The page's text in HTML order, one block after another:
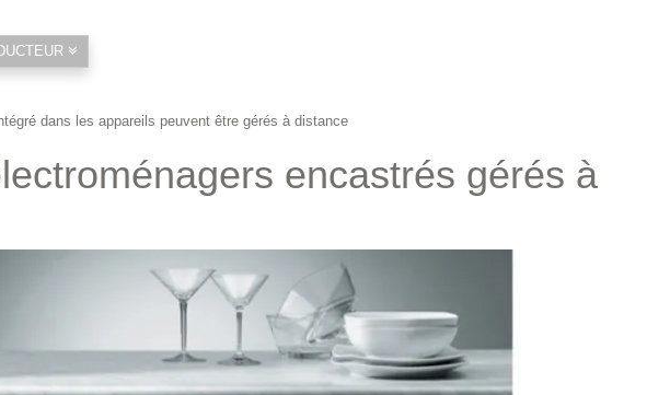
dans les appareils peuvent être gérés à distance
encastrés gérés à